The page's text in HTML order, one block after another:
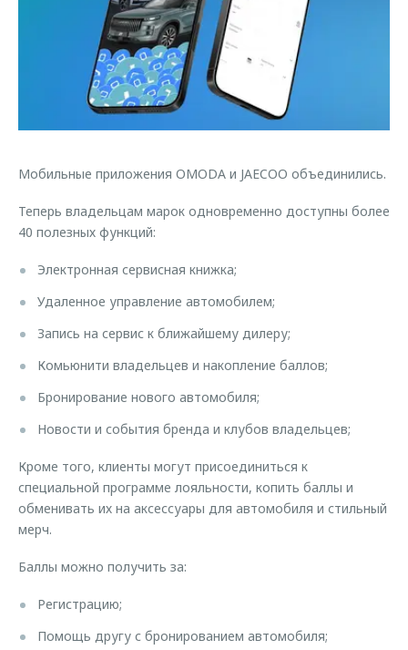
Кредитный калькулятор
Аксессуары
Одежда и сувениры
Запчасти
Трейд-ин
Калькулятор трейд-ин
Клиентская поддержка
O&J Автоклуб
Клуб владельцев OMODA
Приложение O&J
Одежда и сувениры
Оригинальные аксессуары
Запчасти
Обратная связь
Мобильные приложения OMODA и JAECOO объединились.
Теперь владельцам марок одновременно доступны более
40 полезных функций:
Электронная сервисная книжка;
Удаленное управление автомобилем;
Запись на сервис к ближайшему дилеру;
Комьюнити владельцев и накопление баллов;
Бронирование нового автомобиля;
Новости и события бренда и клубов владельцев;
Кроме того, клиенты могут присоединиться к
специальной программе лояльности, копить баллы и
обменивать их на аксессуары для автомобиля и стильный
мерч.
Баллы можно получить за:
Регистрацию;
Помощь другу с бронированием автомобиля;